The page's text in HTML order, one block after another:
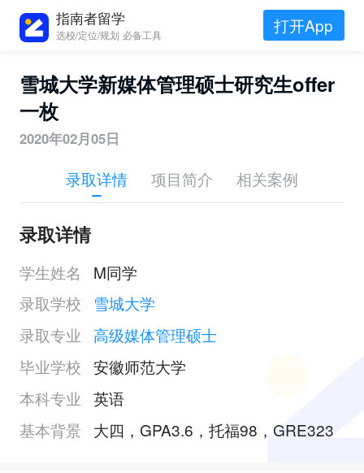
指南者留学
选校/定位/规划 必备工具 打开App
雪城大学新媒体管理硕士研究生offer
一枚
2020年02月05日
录取详情 项目简介 相关案例
录取详情
学生姓名
M同学
录取学校
雪城大学
录取专业 高级媒体管理硕士
毕业学校 安徽师范大学
本科专业 英语
基本背景
大四，GPA3.6，托福98，GRE323